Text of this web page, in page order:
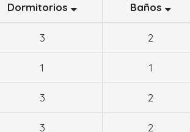
Dormitorios Baños
3 2
1 1
3 2
3 2